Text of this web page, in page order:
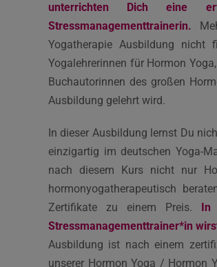
unterrichten Dich eine
Stressmanagementtrainerin.
Yogatherapie Ausbildung nicht
Yogalehrerinnen für Hormon
Buchautorinnen des großen
Ausbildung gelehrt wird.
In dieser Ausbildung lernst Du
einzigartig im deutschen Yoga-
nach diesem Kurs nicht nur
hormonyogatherapeutisch
Zertifikate zu einem Preis. In
Stressmanagementtrainer*in
Ausbildung ist nach einem
unserer Hormon Yoga / Hormon